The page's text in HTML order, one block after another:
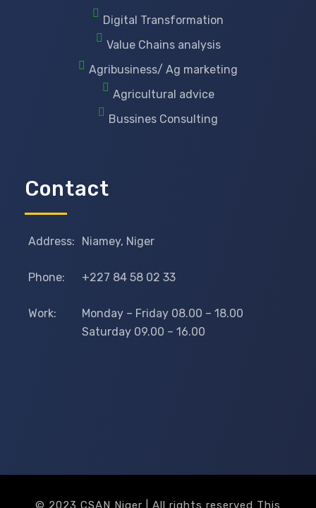
Digital Transformation
Value Chains analysis
Agribusiness/ Ag marketing
Agricultural advice
Bussines Consulting
Contact
Address: Niamey, Niger
Phone: +227 84 58 02 33
Work:
Monday – Friday 08.00 – 18.00
Saturday 09.00 – 16.00
© 2023 CSAN Niger | All rights reserved This